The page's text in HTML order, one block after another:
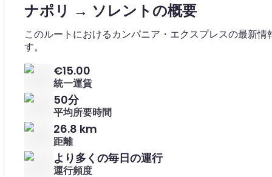
ナポリ → ソレントの概要
このルートにおけるカンパニア・エクスプレスの最新情
す。
€15.00
統一運賃
50分
平均所要時間
26.8 km
距離
より多くの毎日の運行
運行頻度